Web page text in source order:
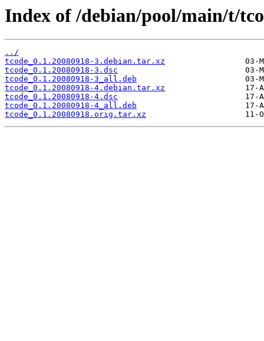
Index of /debian/pool/main/t/
../
tcode_0.1.20080918-3.debian.tar.xz
tcode_0.1.20080918-3.dsc
tcode_0.1.20080918-3_all.deb
tcode_0.1.20080918-4.debian.tar.xz
tcode_0.1.20080918-4.dsc
tcode_0.1.20080918-4_all.deb
tcode_0.1.20080918.orig.tar.xz